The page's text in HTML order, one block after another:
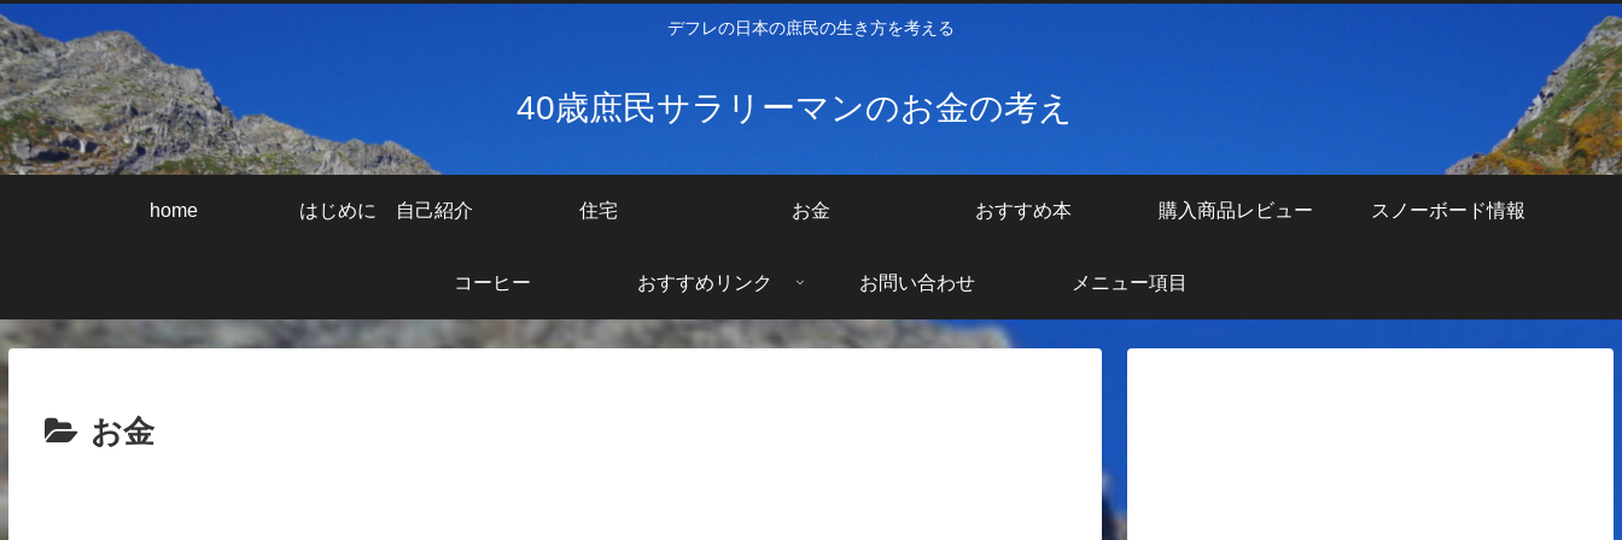
デフレの日本の庶民の生き方を考える
40歳庶民サラリーマンのお金の考え
home はじめに 自己紹介 住宅 お金 おすすめ本 購入商品レビュー スノーボード情報
コーヒー おすすめリンク お問い合わせ メニュー項目
お金